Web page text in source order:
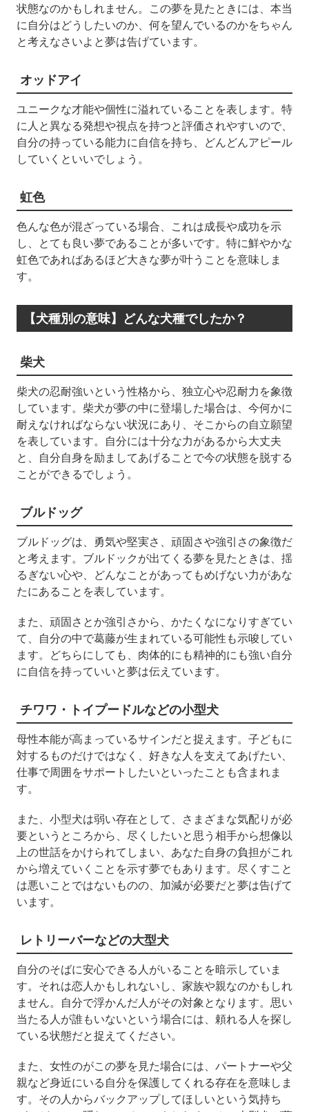
状態なのかもしれません。この夢を見たときには、本当
に自分はどうしたいのか、何を望んでいるのかをちゃん
と考えなさいよと夢は告げています。
オッドアイ
ユニークな才能や個性に溢れていることを表します。特
に人と異なる発想や視点を持つと評価されやすいので、
自分の持っている能力に自信を持ち、どんどんアピール
していくといいでしょう。
虹色
色んな色が混ざっている場合、これは成長や成功を示
し、とても良い夢であることが多いです。特に鮮やかな
虹色であればあるほど大きな夢が叶うことを意味しま
す。
【犬種別の意味】どんな犬種でしたか？
柴犬
柴犬の忍耐強いという性格から、独立心や忍耐力を象徴
しています。柴犬が夢の中に登場した場合は、今何かに
耐えなければならない状況にあり、そこからの自立願望
を表しています。自分には十分な力があるから大丈夫
と、自分自身を励ましてあげることで今の状態を脱する
ことができるでしょう。
ブルドッグ
ブルドッグは、勇気や堅実さ、頑固さや強引さの象徴だ
と考えます。ブルドックが出てくる夢を見たときは、揺
るぎない心や、どんなことがあってもめげない力があな
たにあることを表しています。
また、頑固さとか強引さから、かたくなになりすぎてい
て、自分の中で葛藤が生まれている可能性も示唆してい
ます。どちらにしても、肉体的にも精神的にも強い自分
に自信を持っていいと夢は伝えています。
チワワ・トイプードルなどの小型犬
母性本能が高まっているサインだと捉えます。子どもに
対するものだけではなく、好きな人を支えてあげたい、
仕事で周囲をサポートしたいといったことも含まれま
す。
また、小型犬は弱い存在として、さまざまな気配りが必
要というところから、尽くしたいと思う相手から想像以
上の世話をかけられてしまい、あなた自身の負担がこれ
から増えていくことを示す夢でもあります。尽くすこと
は悪いことではないものの、加減が必要だと夢は告げて
います。
レトリーバーなどの大型犬
自分のそばに安心できる人がいることを暗示していま
す。それは恋人かもしれないし、家族や親なのかもしれ
ません。自分で浮かんだ人がその対象となります。思い
当たる人が誰もいないという場合には、頼れる人を探し
ている状態だと捉えてください。
また、女性のがこの夢を見た場合には、パートナーや父
親など身近にいる自分を保護してくれる存在を意味しま
す。その人からバックアップしてほしいという気持ち